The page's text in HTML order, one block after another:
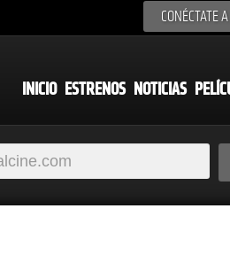
CONÉCTATE
INICIO ESTRENOS NOTICIAS